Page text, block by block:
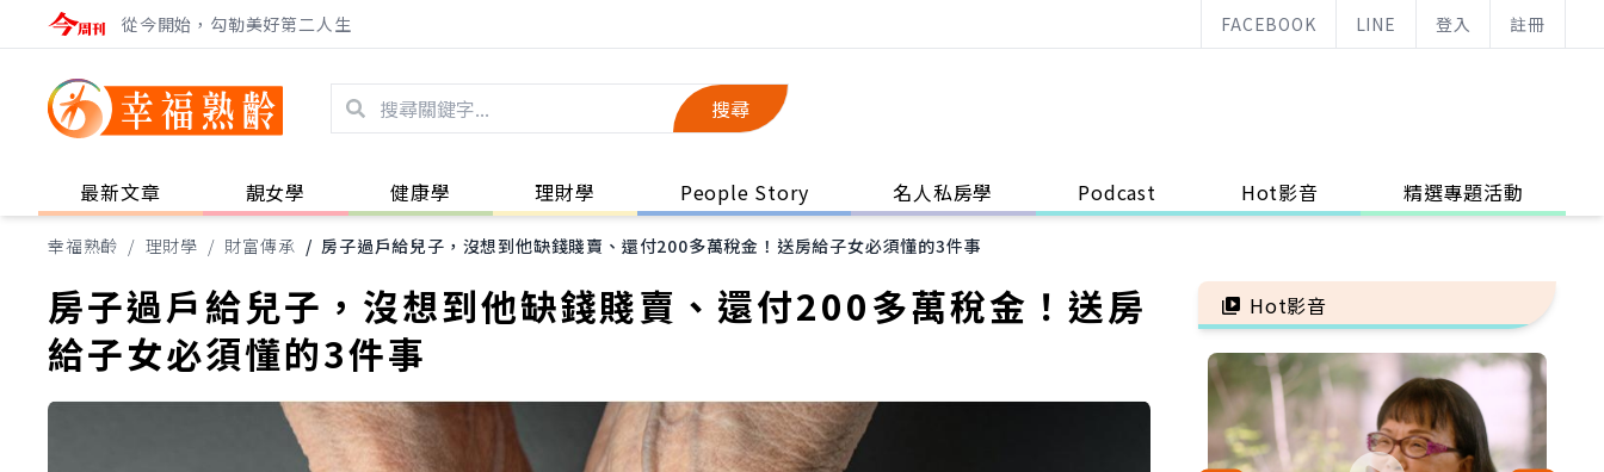
從今開始，勾勒美好第二人生 FACEBOOK LINE 登入 註冊
搜尋
最新文章 靚女學 健康學 理財學 People Story 名人私房學 Podcast Hot影音 精選專題活動
幸福熟齡 / 理財學 / 財富傳承 / 房子過戶給兒子，沒想到他缺錢賤賣、還付200多萬稅金！送房給子女必須懂的3件事
房子過戶給兒子，沒想到他缺錢賤賣、還付200多萬稅金！送房
給子女必須懂的3件事
Hot影音